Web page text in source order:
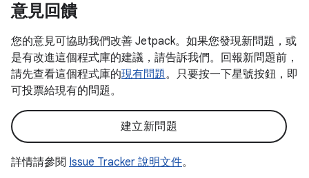
意見回饋
您的意見可協助我們改善 Jetpack。如果您發現新問題，或
是有改進這個程式庫的建議，請告訴我們。回報新問題前，
請先查看這個程式庫的現有問題。只要按一下星號按鈕，即
可投票給現有的問題。
建立新問題
詳情請參閱 Issue Tracker 說明文件。